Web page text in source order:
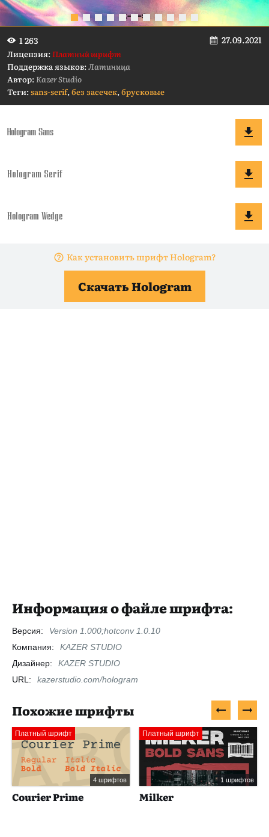
1 263 27.09.2021
Лицензия:Платный шрифт
Поддержка языков:Латиница
Автор:Kazer Studio
Теги:sans-serif,без засечек,брусковые
Как установить шрифт Hologram?
Скачать Hologram
Информация о файле шрифта:
Версия:
Version 1.000;hotconv 1.0.10
Компания:
KAZER STUDIO
Дизайнер:
KAZER STUDIO
URL:
kazerstudio.com/hologram
Похожие шрифты
Платный шрифт
4 шрифтов
Courier Prime
Платный шрифт
1 шрифтов
Milker